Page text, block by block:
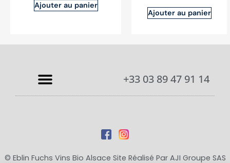
Ajouter au panier
Ajouter au panier
+33 03 89 47 91 14
© Eblin Fuchs Vins Bio Alsace Site Réalisé Par AJI Groupe SAS